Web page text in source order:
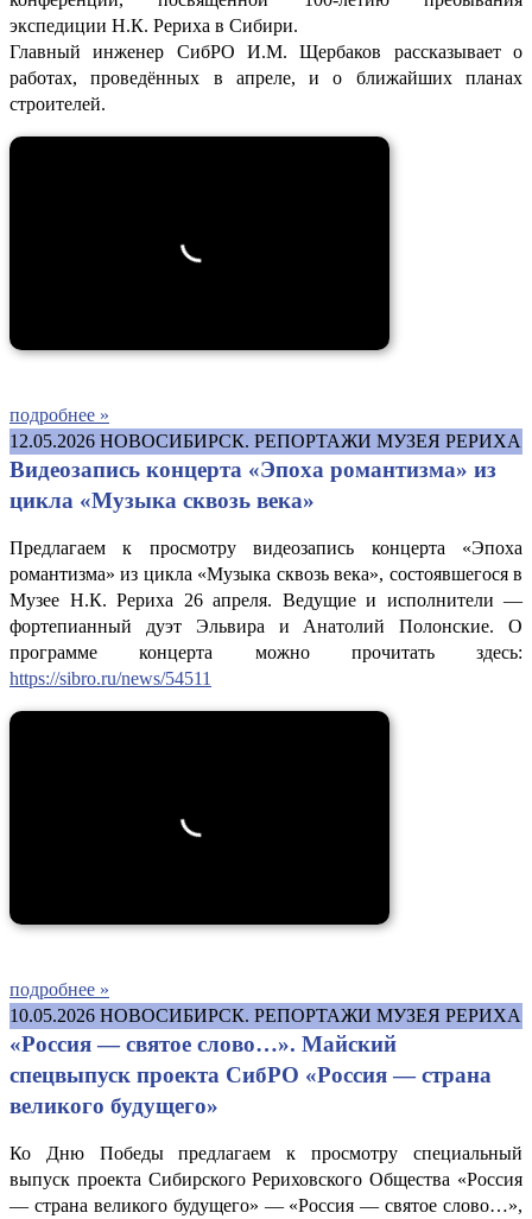
экспедиции Н.К. Рериха в Сибири.
Главный инженер СибРО И.М. Щербаков рассказывает о
работах, проведённых в апреле, и о ближайших планах
строителей.
подробнее »
12.05.2026 НОВОСИБИРСК. РЕПОРТАЖИ МУЗЕЯ РЕРИХА
Видеозапись концерта «Эпоха романтизма» из
цикла «Музыка сквозь века»
Предлагаем к просмотру видеозапись концерта «Эпоха
романтизма» из цикла «Музыка сквозь века», состоявшегося в
Музее Н.К. Рериха 26 апреля. Ведущие и исполнители —
фортепианный дуэт Эльвира и Анатолий Полонские. О
программе концерта можно прочитать здесь:
https://sibro.ru/news/54511
подробнее »
10.05.2026 НОВОСИБИРСК. РЕПОРТАЖИ МУЗЕЯ РЕРИХА
«Россия — святое слово…». Майский
спецвыпуск проекта СибРО «Россия — страна
великого будущего»
Ко Дню Победы предлагаем к просмотру специальный
выпуск проекта Сибирского Рериховского Общества «Россия
— страна великого будущего» — «Россия — святое слово…»,